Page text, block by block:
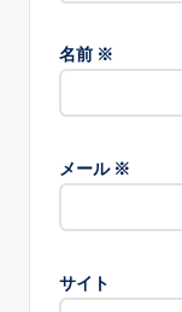
名前 ※
メール ※
サイト